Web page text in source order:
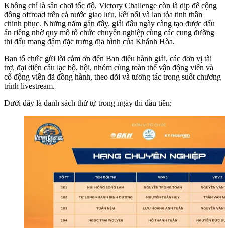
Không chỉ là sân chơi tốc độ, Victory Challenge còn là dịp để cộng
đồng offroad trên cả nước giao lưu, kết nối và lan tỏa tinh thần
chinh phục. Những năm gần đây, giải đấu ngày càng tạo được dấu
ấn riêng nhờ quy mô tổ chức chuyên nghiệp cùng các cung đường
thi đấu mang đậm đặc trưng địa hình của Khánh Hòa.
Ban tổ chức gửi lời cảm ơn đến Ban điều hành giải, các đơn vị tài
trợ, đại diện câu lạc bộ, hội, nhóm cùng toàn thể vận động viên và
cổ động viên đã đồng hành, theo dõi và tương tác trong suốt chương
trình livestream.
Dưới đây là danh sách thứ tự trong ngày thi đầu tiên: